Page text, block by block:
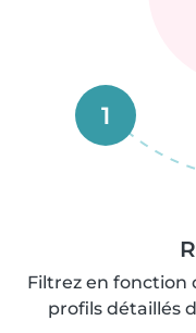
1
Filtrez en fonction
profils détaillés